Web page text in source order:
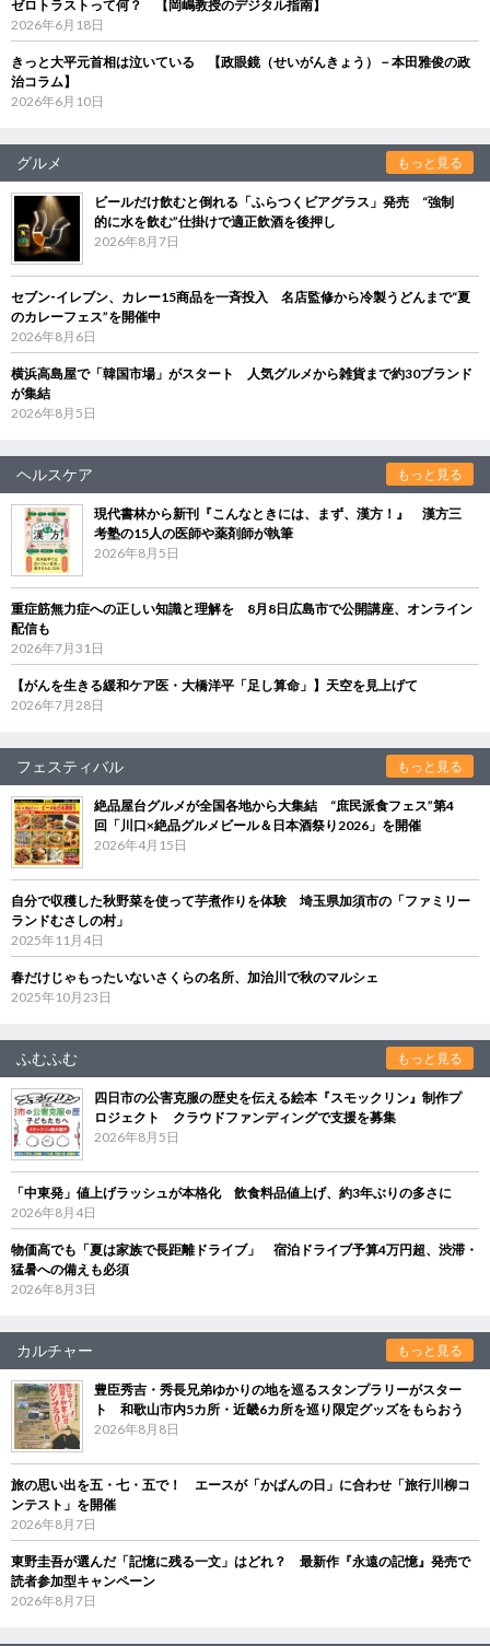
ゼロトラストって何？ 【岡嶋教授のデジタル指南】
2026年6月18日
きっと大平元首相は泣いている 【政眼鏡（せいがんきょう）－本田雅俊の政
治コラム】
2026年6月10日
グルメ もっと見る
ビールだけ飲むと倒れる「ふらつくビアグラス」発売 “強制
的に水を飲む”仕掛けで適正飲酒を後押し
2026年8月7日
セブン‐イレブン、カレー15商品を一斉投入 名店監修から冷製うどんまで“夏
のカレーフェス”を開催中
2026年8月6日
横浜高島屋で「韓国市場」がスタート 人気グルメから雑貨まで約30ブランド
が集結
2026年8月5日
ヘルスケア もっと見る
現代書林から新刊『こんなときには、まず、漢方！』 漢方三
考塾の15人の医師や薬剤師が執筆
2026年8月5日
重症筋無力症への正しい知識と理解を 8月8日広島市で公開講座、オンライン
配信も
2026年7月31日
【がんを生きる緩和ケア医・大橋洋平「足し算命」】天空を見上げて
2026年7月28日
フェスティバル もっと見る
絶品屋台グルメが全国各地から大集結 “庶民派食フェス”第4
回「川口×絶品グルメビール＆日本酒祭り2026」を開催
2026年4月15日
自分で収穫した秋野菜を使って芋煮作りを体験 埼玉県加須市の「ファミリー
ランドむさしの村」
2025年11月4日
春だけじゃもったいないさくらの名所、加治川で秋のマルシェ
2025年10月23日
ふむふむ もっと見る
四日市の公害克服の歴史を伝える絵本『スモックリン』制作プ
ロジェクト クラウドファンディングで支援を募集
2026年8月5日
「中東発」値上げラッシュが本格化 飲食料品値上げ、約3年ぶりの多さに
2026年8月4日
物価高でも「夏は家族で長距離ドライブ」 宿泊ドライブ予算4万円超、渋滞・
猛暑への備えも必須
2026年8月3日
カルチャー もっと見る
豊臣秀吉・秀長兄弟ゆかりの地を巡るスタンプラリーがスター
ト 和歌山市内5カ所・近畿6カ所を巡り限定グッズをもらおう
2026年8月8日
旅の思い出を五・七・五で！ エースが「かばんの日」に合わせ「旅行川柳コ
ンテスト」を開催
2026年8月7日
東野圭吾が選んだ「記憶に残る一文」はどれ？ 最新作『永遠の記憶』発売で
読者参加型キャンペーン
2026年8月7日